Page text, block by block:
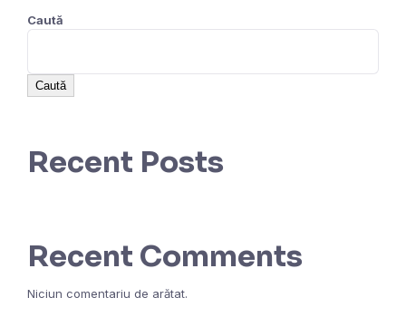
Caută
Caută
Recent Posts
Recent Comments
Niciun comentariu de arătat.